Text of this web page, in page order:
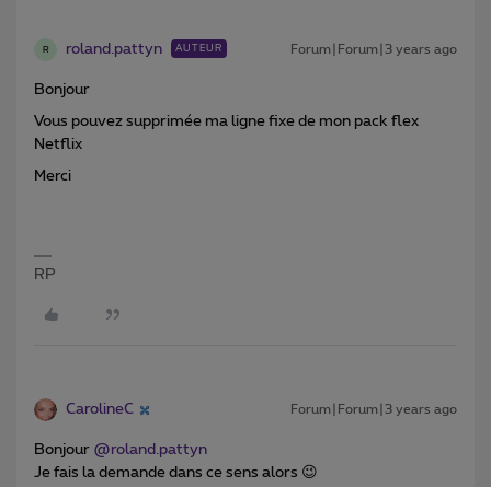
R roland.pattyn AUTEUR Forum|Forum|3 years ago
Bonjour
Vous pouvez supprimée ma ligne fixe de mon pack flex
Netflix
Merci
RP
CarolineC Forum|Forum|3 years ago
Bonjour @roland.pattyn
Je fais la demande dans ce sens alors 😉